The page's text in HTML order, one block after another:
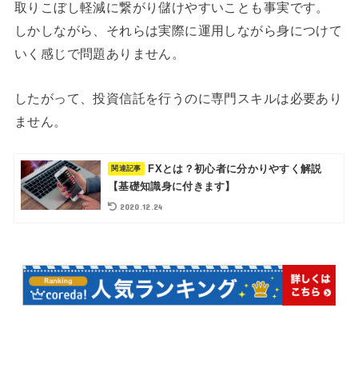
取りこぼし軽減に繋がり儲けやすいことも事実です。
しかしながら、それらは実際に運用しながら身につけて
いく感じで問題ありません。
したがって、投資信託を行うのに専門スキルは必要あり
ません。
FXとは？初心者に分かりやすく解説
【基礎知識身に付きます】
2020.12.24